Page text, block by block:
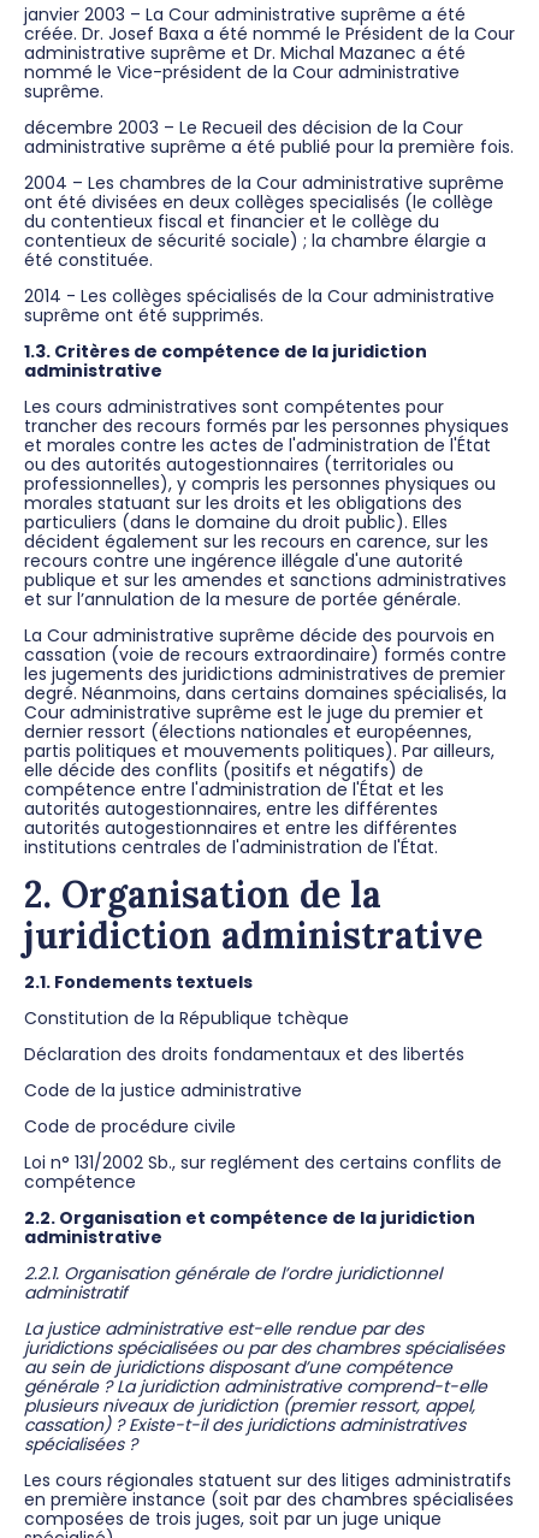
janvier 2003 – La Cour administrative suprême a été
créée. Dr. Josef Baxa a été nommé le Président de la Cour
administrative suprême et Dr. Michal Mazanec a été
nommé le Vice-président de la Cour administrative
suprême.
décembre 2003 – Le Recueil des décision de la Cour
administrative suprême a été publié pour la première fois.
2004 – Les chambres de la Cour administrative suprême
ont été divisées en deux collèges specialisés (le collège
du contentieux fiscal et financier et le collège du
contentieux de sécurité sociale) ; la chambre élargie a
été constituée.
2014 - Les collèges spécialisés de la Cour administrative
suprême ont été supprimés.
1.3. Critères de compétence de la juridiction
administrative
Les cours administratives sont compétentes pour
trancher des recours formés par les personnes physiques
et morales contre les actes de l'administration de l'État
ou des autorités autogestionnaires (territoriales ou
professionnelles), y compris les personnes physiques ou
morales statuant sur les droits et les obligations des
particuliers (dans le domaine du droit public). Elles
décident également sur les recours en carence, sur les
recours contre une ingérence illégale d'une autorité
publique et sur les amendes et sanctions administratives
et sur l’annulation de la mesure de portée générale.
La Cour administrative suprême décide des pourvois en
cassation (voie de recours extraordinaire) formés contre
les jugements des juridictions administratives de premier
degré. Néanmoins, dans certains domaines spécialisés, la
Cour administrative suprême est le juge du premier et
dernier ressort (élections nationales et européennes,
partis politiques et mouvements politiques). Par ailleurs,
elle décide des conflits (positifs et négatifs) de
compétence entre l'administration de l'État et les
autorités autogestionnaires, entre les différentes
autorités autogestionnaires et entre les différentes
institutions centrales de l'administration de l'État.
2. Organisation de la
juridiction administrative
2.1. Fondements textuels
Constitution de la République tchèque
Déclaration des droits fondamentaux et des libertés
Code de la justice administrative
Code de procédure civile
Loi n° 131/2002 Sb., sur reglément des certains conflits de
compétence
2.2. Organisation et compétence de la juridiction
administrative
2.2.1. Organisation générale de l’ordre juridictionnel
administratif
La justice administrative est-elle rendue par des
juridictions spécialisées ou par des chambres spécialisées
au sein de juridictions disposant d’une compétence
générale ? La juridiction administrative comprend-t-elle
plusieurs niveaux de juridiction (premier ressort, appel,
cassation) ? Existe-t-il des juridictions administratives
spécialisées ?
Les cours régionales statuent sur des litiges administratifs
en première instance (soit par des chambres spécialisées
composées de trois juges, soit par un juge unique